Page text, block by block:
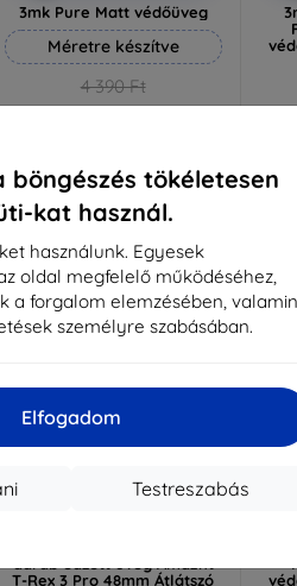
böngészés tökéletesen
kat használ.
használunk. Egyesek
oldal megfelelő működéséhez,
a forgalom elemzésében,
személyre szabásában.
Elfogadom
Testreszabás
3mk Pure Matt védőüveg
Méretre készítve
4 390 Ft
3 951 Ft
Kedvezmény
EXTRA10
T-Rex 3 Pro 48mm Átlátszó